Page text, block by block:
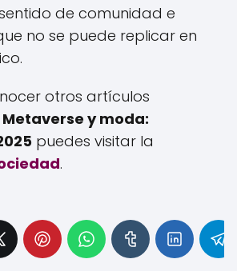
de comunidad e
no se puede replicar en
otros artículos
Metaverse y moda:
puedes visitar la
.